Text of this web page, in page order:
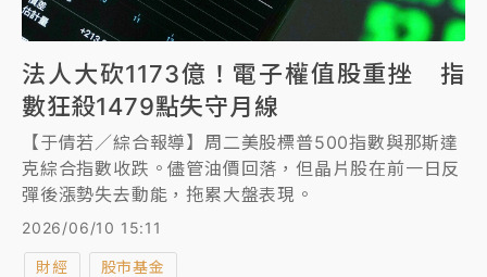
法人大砍1173億！電子權值股重挫 指
數狂殺1479點失守月線
【于倩若／綜合報導】周二美股標普500指數與那斯達
克綜合指數收跌。儘管油價回落，但晶片股在前一日反
彈後漲勢失去動能，拖累大盤表現。
2026/06/10 15:11
財經 股市基金